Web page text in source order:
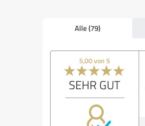
Alle (79)
5,00 von 5
SEHR GUT